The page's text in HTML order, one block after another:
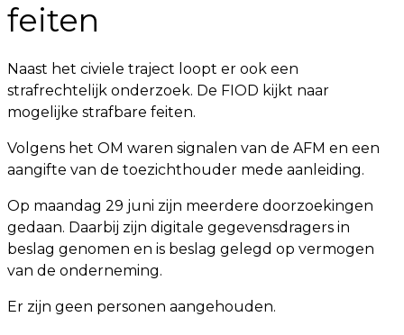
feiten
Naast het civiele traject loopt er ook een
strafrechtelijk onderzoek. De FIOD kijkt naar
mogelijke strafbare feiten.
Volgens het OM waren signalen van de AFM en een
aangifte van de toezichthouder mede aanleiding.
Op maandag 29 juni zijn meerdere doorzoekingen
gedaan. Daarbij zijn digitale gegevensdragers in
beslag genomen en is beslag gelegd op vermogen
van de onderneming.
Er zijn geen personen aangehouden.